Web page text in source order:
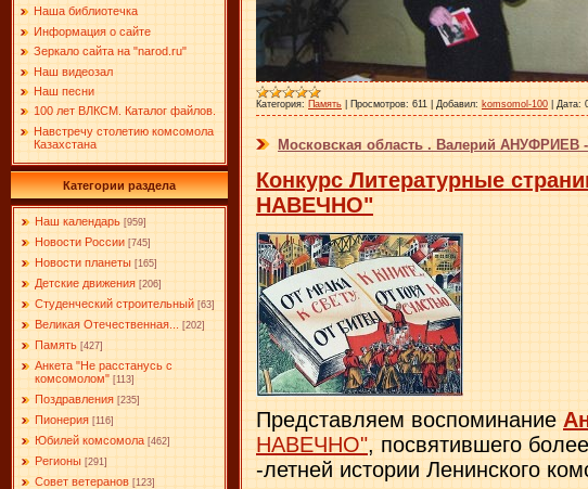
Наша библиотечка
Информация о сайте
Зеркало сайта на "narоd.ru"
Наш видеозал
Наш песни
100 лет ВЛКСМ. Каталог файлов.
Навстречу столетию комсомола
Казахстана
Категории раздела
Наш календарь [959]
Новости России [745]
Новости планеты [165]
Детские движения [206]
Студенческий строительный [63]
Великая Отечественная... [202]
Память [427]
Анкета "Не расстанусь с
комсомолом" [113]
Поздравления [235]
Пионерия [116]
Юбилей комсомола [462]
Регионы [291]
Совет ветеранов [123]
Категория: Память Просмотров: 611 Добавил: komsomol-100 Дата:
Московская область . Валерий АНУФРИЕВ
Конкурс Литературные
НАВЕЧНО"
Представляем воспоминание
НАВЕЧНО", посвятившего
-летней истории Ленинского